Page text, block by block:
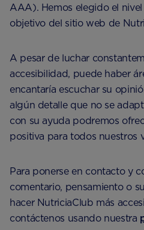
AAA). Hemos elegido el
objetivo del sitio web de
A pesar de luchar
accesibilidad, puede haber
encantaría escuchar su
algún detalle que no se
con su ayuda podremos
positiva para todos nuestros
Para ponerse en contacto y
comentario, pensamiento o
hacer NutriciaClub más
contáctenos usando nuestra